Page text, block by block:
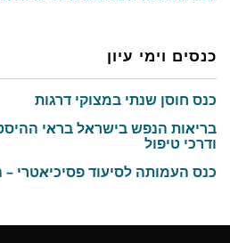
כנסים וימי עיון
כנס חוסן שנתי במצוקי דרגות
בריאות הנפש בישראל בראי
ודרכי טיפול
כנס העמותה לסיעוד פסיכיאטרי